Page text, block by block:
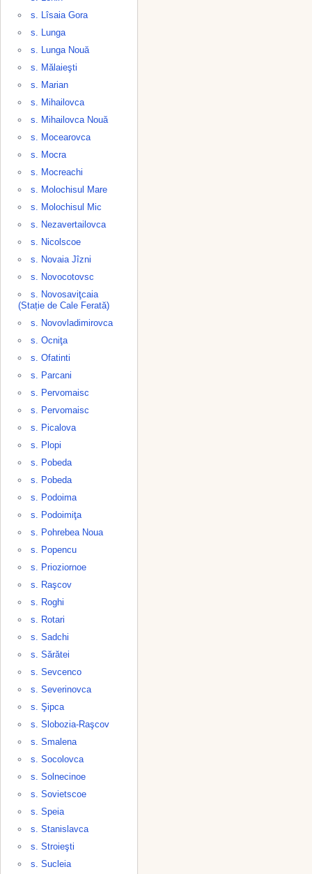
s. Lîsaia Gora
s. Lunga
s. Lunga Nouă
s. Mălaieşti
s. Marian
s. Mihailovca
s. Mihailovca Nouă
s. Mocearovca
s. Mocra
s. Mocreachi
s. Molochisul Mare
s. Molochisul Mic
s. Nezavertailovca
s. Nicolscoe
s. Novaia Jîzni
s. Novocotovsc
s. Novosaviţcaia
(Stație de Cale Ferată)
s. Novovladimirovca
s. Ocniţa
s. Ofatinti
s. Parcani
s. Pervomaisc
s. Pervomaisc
s. Picalova
s. Plopi
s. Pobeda
s. Pobeda
s. Podoima
s. Podoimiţa
s. Pohrebea Noua
s. Popencu
s. Prioziornoe
s. Raşcov
s. Roghi
s. Rotari
s. Sadchi
s. Sărătei
s. Sevcenco
s. Severinovca
s. Şipca
s. Slobozia-Raşcov
s. Smalena
s. Socolovca
s. Solnecinoe
s. Sovietscoe
s. Speia
s. Stanislavca
s. Stroieşti
s. Sucleia